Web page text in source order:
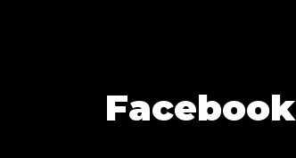
Facebook